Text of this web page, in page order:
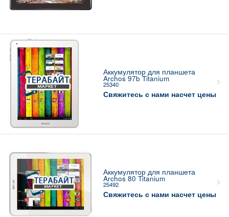
Аккумулятор для планшета
Archos 97b Titanium
25340
Свяжитесь с нами насчет цены
Аккумулятор для планшета
Archos 80 Titanium
25492
Свяжитесь с нами насчет цены